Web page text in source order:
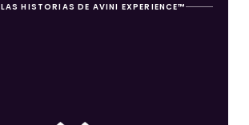
HISTORIAS DE AVINI EXPERIENCE™